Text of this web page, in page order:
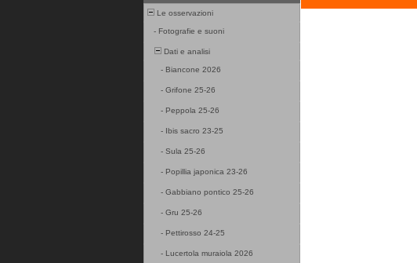
Le osservazioni
- Fotografie e suoni
Dati e analisi
- Biancone 2026
- Grifone 25-26
- Peppola 25-26
- Ibis sacro 23-25
- Sula 25-26
- Popillia japonica 23-26
- Gabbiano pontico 25-26
- Gru 25-26
- Pettirosso 24-25
- Lucertola muraiola 2026